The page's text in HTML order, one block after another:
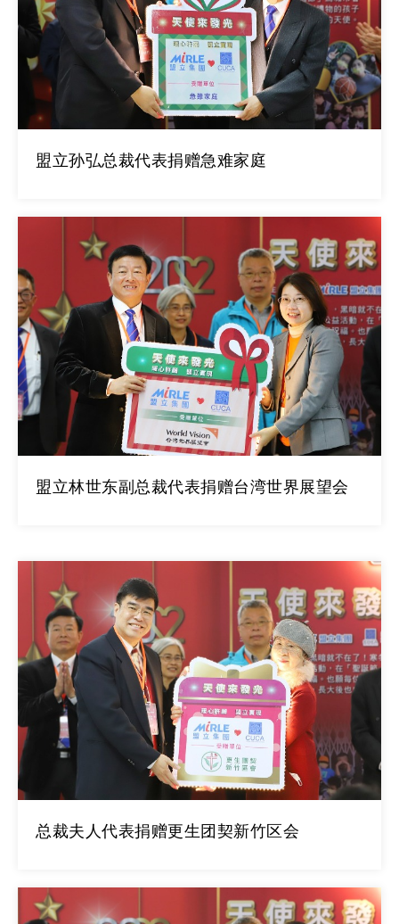
盟立孙弘总裁代表捐赠急难家庭
盟立林世东副总裁代表捐赠台湾世界展望会
总裁夫人代表捐赠更生团契新竹区会